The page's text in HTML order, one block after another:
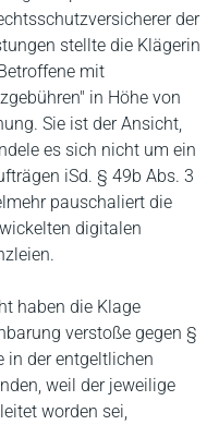
der
stellte die Klägerin
mit
in Höhe von
Sie ist der Ansicht,
es sich nicht um ein
iSd. § 49b Abs. 3
pauschaliert die
digitalen
haben die Klage
verstoße gegen §
in der entgeltlichen
weil der jeweilige
worden sei,